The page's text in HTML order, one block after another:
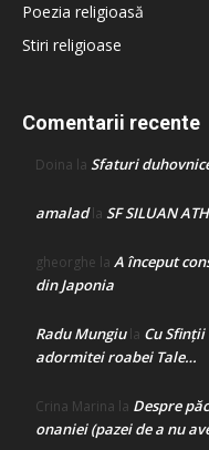
Poezia religioasă
Stiri religioase
Comentarii recente
Doina la Sfaturi
amaladla SF SILUAN
gheorghe la A început
din Japonia
Radu Mungiula Cu
adormitei roabei Tale…
Crina Marina la Despre
onaniei (pazei de a nu